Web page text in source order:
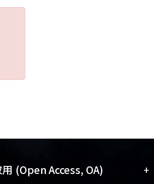
(Open Access, OA) +